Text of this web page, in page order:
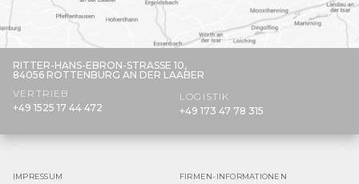
RITTER-HANS-EBRON-STRASSE 10,
84056 ROTTENBURG AN DER LAABER
VERTRIEB
+49 1525 17 44 472
LOGISTIK
+49 173 47 78 315
IMPRESSUM FIRMEN-INFORMATIONEN